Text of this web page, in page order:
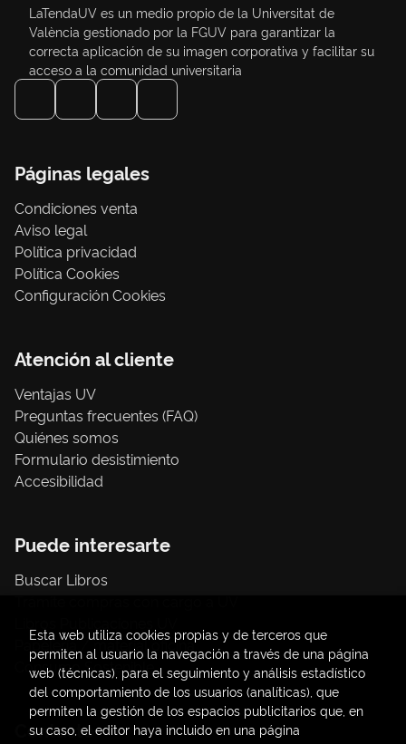
LaTendaUV es un medio propio de la Universitat de
València gestionado por la FGUV para garantizar la
correcta aplicación de su imagen corporativa y facilitar su
acceso a la comunidad universitaria
Páginas legales
Condiciones venta
Aviso legal
Política privacidad
Política Cookies
Configuración Cookies
Atención al cliente
Ventajas UV
Preguntas frecuentes (FAQ)
Quiénes somos
Formulario desistimiento
Accesibilidad
Puede interesarte
Buscar Libros
Papelería / material oficina
Consumo Sostenible
Contacto
Esta web utiliza cookies propias y de terceros que
permiten al usuario la navegación a través de una página
web (técnicas), para el seguimiento y análisis estadístico
del comportamiento de los usuarios (analíticas), que
permiten la gestión de los espacios publicitarios que, en
su caso, el editor haya incluido en una página